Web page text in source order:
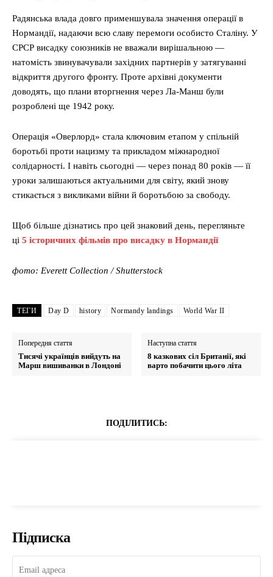
Радянська влада довго применшувала значення операції в
Нормандії, надаючи всю славу перемоги особисто Сталіну. У
СРСР висадку союзників не вважали вирішальною —
натомість звинувачували західних партнерів у затягуванні
відкриття другого фронту. Проте архівні документи
доводять, що плани вторгнення через Ла-Манш були
розроблені ще 1942 року.
Операція «Оверлорд» стала ключовим етапом у спільній
боротьбі проти нацизму та прикладом міжнародної
солідарності. І навіть сьогодні — через понад 80 років — її
уроки залишаються актуальними для світу, який знову
стикається з викликами війни й боротьбою за свободу.
Щоб більше дізнатись про цей знаковий день, перегляньте
ці 5 історичних фільмів про висадку в Нормандії
фото: Everett Collection / Shutterstock
ТЕГИ Day D history Normandy landings World War II
Попередня стаття
Тисячі українців вийдуть на
Марш вишиванки в Лондоні
Наступна стаття
8 казкових сіл Британії, які
варто побачити цього літа
ПОДІЛИТИСЬ:
Підписка